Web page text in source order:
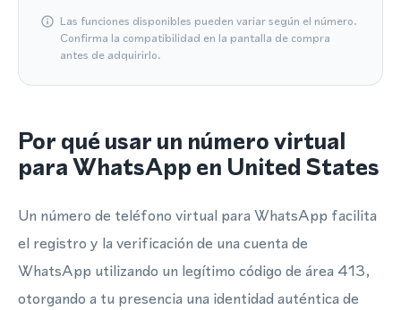
Las funciones disponibles pueden variar según el número.
Confirma la compatibilidad en la pantalla de compra
antes de adquirirlo.
Por qué usar un número virtual
para WhatsApp en United States
Un número de teléfono virtual para WhatsApp facilita
el registro y la verificación de una cuenta de
WhatsApp utilizando un legítimo código de área 413,
otorgando a tu presencia una identidad auténtica de